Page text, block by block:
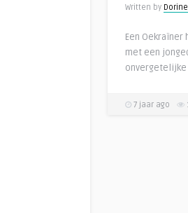
Written by
Een
met een
onvergetelijke
7 jaar ago